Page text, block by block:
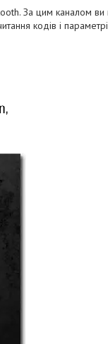
За цим каналом
кодів і